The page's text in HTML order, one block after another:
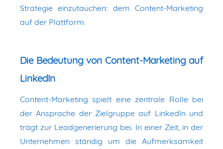
Strategie einzutauchen: dem Content-Marketing
auf der Plattform.
Die Bedeutung von Content-Marketing auf
LinkedIn
Content-Marketing spielt eine zentrale Rolle bei
der Ansprache der Zielgruppe auf LinkedIn und
trägt zur Leadgenerierung bei. In einer Zeit, in der
Unternehmen ständig um die Aufmerksamkeit